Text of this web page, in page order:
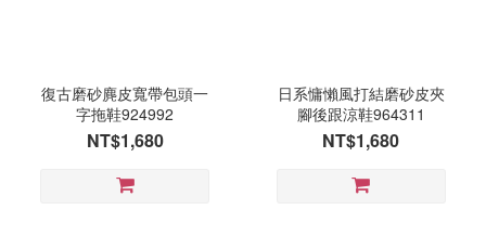
復古磨砂麂皮寬帶包頭一
字拖鞋924992
NT$1,680
日系慵懶風打結磨砂皮夾
腳後跟涼鞋964311
NT$1,680